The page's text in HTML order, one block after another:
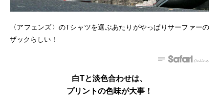
〈アフェンズ〉のTシャツを選ぶあたりがやっぱりサーファーの
ザックらしい！
白Tと淡色合わせは、
プリントの色味が大事！